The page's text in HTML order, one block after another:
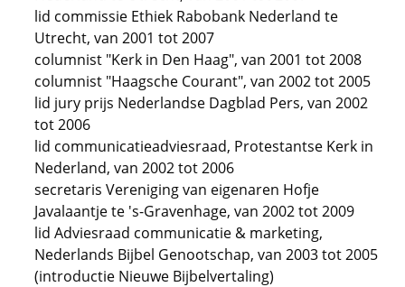
lid commissie Ethiek Rabobank Nederland te
Utrecht, van 2001 tot 2007
columnist "Kerk in Den Haag", van 2001 tot 2008
columnist "Haagsche Courant", van 2002 tot 2005
lid jury prijs Nederlandse Dagblad Pers, van 2002
tot 2006
lid communicatieadviesraad, Protestantse Kerk in
Nederland, van 2002 tot 2006
secretaris Vereniging van eigenaren Hofje
Javalaantje te 's-Gravenhage, van 2002 tot 2009
lid Adviesraad communicatie & marketing,
Nederlands Bijbel Genootschap, van 2003 tot 2005
(introductie Nieuwe Bijbelvertaling)